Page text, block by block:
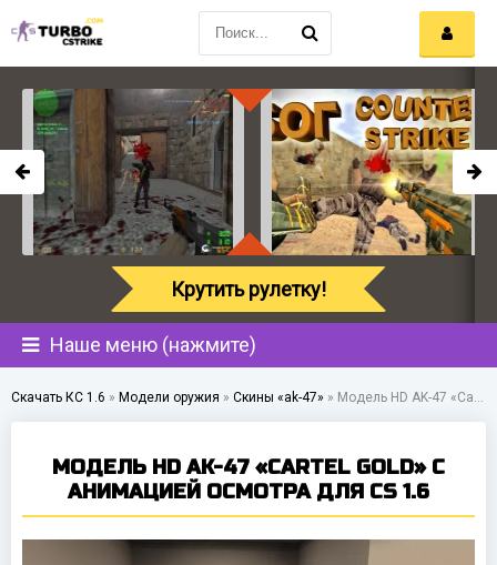
Наше меню (нажмите)
Скачать КС 1.6 » Модели оружия » Скины «ak-47» » Модель HD AK-47 «Cartel Gold» с анимацией осмотра для CS 1.6
МОДЕЛЬ HD AK-47 «CARTEL GOLD» С
АНИМАЦИЕЙ ОСМОТРА ДЛЯ CS 1.6
Крутить рулетку!